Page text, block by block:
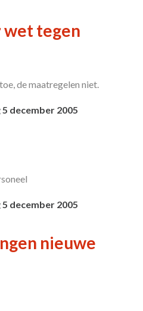
wet tegen
de maatregelen niet.
december 2005
december 2005
nieuwe